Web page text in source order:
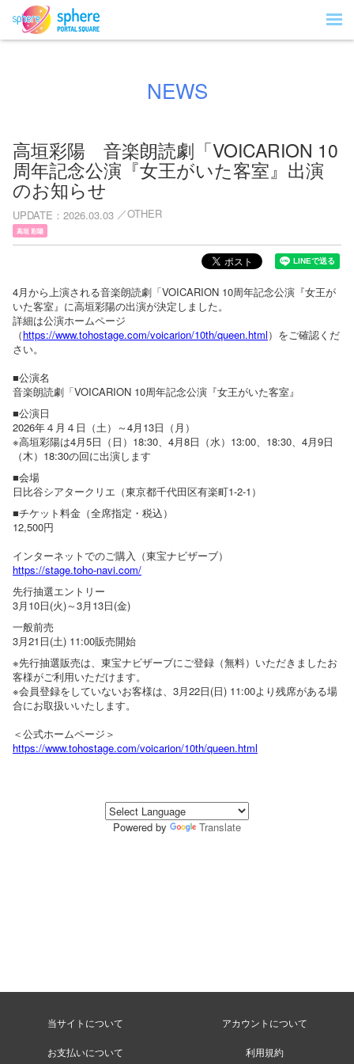
NEWS
高垣彩陽 音楽朗読劇「VOICARION 10
周年記念公演『女王がいた客室』出演
のお知らせ
UPDATE 2026.03.03 OTHER
高垣 彩陽
4月から上演される音楽朗読劇「VOICARION 10周年記念公演『女王が
いた客室』に高垣彩陽の出演が決定しました。
詳細は公演ホームページ
（https://www.tohostage.com/voicarion/10th/queen.html）をご確認くだ
さい。
■公演名
音楽朗読劇「VOICARION 10周年記念公演『女王がいた客室』
■公演日
2026年４月４日（土）～4月13日（月）
※高垣彩陽は4月5日（日）18:30、4月8日（水）13:00、18:30、4月9日
（木）18:30の回に出演します
■会場
日比谷シアタークリエ（東京都千代田区有楽町1-2-1）
■チケット料金（全席指定・税込）
12,500円
インターネットでのご購入（東宝ナビザーブ）
https://stage.toho-navi.com/
先行抽選エントリー
3月10日(火)～3月13日(金)
一般前売
3月21日(土) 11:00販売開始
※先行抽選販売は、東宝ナビザーブにご登録（無料）いただきましたお
客様がご利用いただけます。
※会員登録をしていないお客様は、3月22日(日) 11:00より残席がある場
合にお取扱いいたします。
＜公式ホームページ＞
https://www.tohostage.com/voicarion/10th/queen.html
Powered by Translate
当サイトについて アカウントについて
お支払いについて 利用規約